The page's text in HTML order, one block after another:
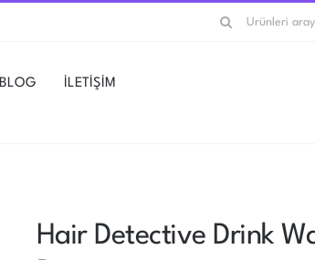
Ara:
BLOG İLETİŞİM
Hair Detective Drink